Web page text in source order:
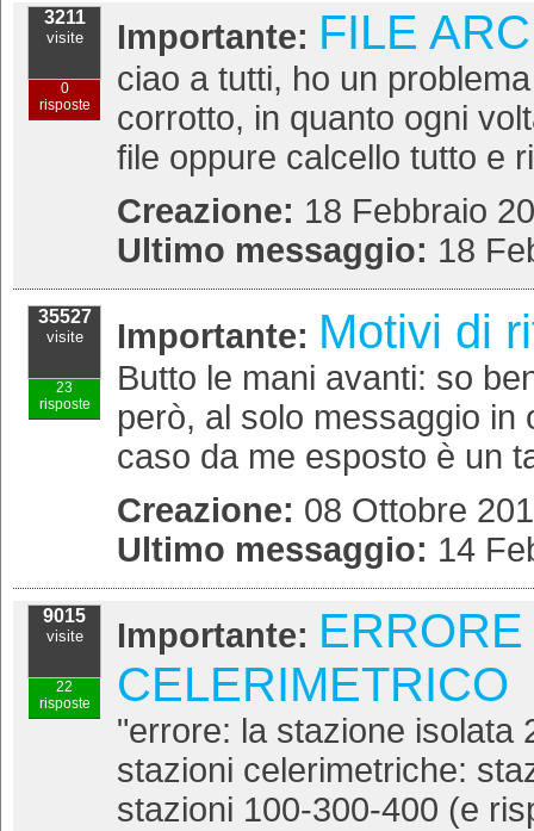
3211
visite
0
risposte
Importante: FILE
ciao a tutti, ho un
corrotto, in quanto ogni
file oppure calcello tutto e
Creazione: 18 Febbraio
Ultimo messaggio: 18
35527
visite
23
risposte
Importante: Motivi di
Butto le mani avanti: so
però, al solo messaggio in
caso da me esposto è un
Creazione: 08 Ottobre
Ultimo messaggio: 14
9015
visite
22
risposte
Importante:
CELERIMETRICO
"errore: la stazione isolata
stazioni celerimetriche:
stazioni 100-300-400 (e